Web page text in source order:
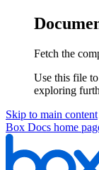
Fetch the
Use this file
exploring
Skip to main content
Box Docs home